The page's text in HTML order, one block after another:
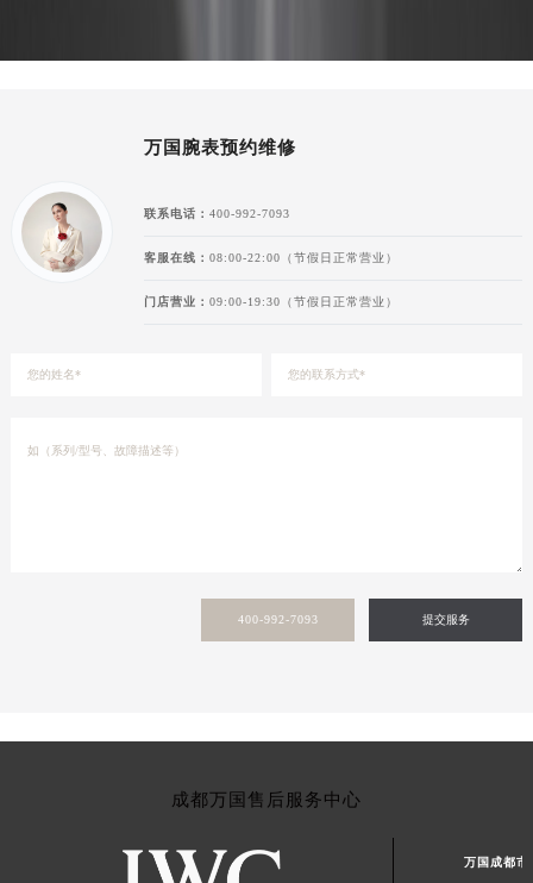
万国腕表预约维修
联系电话： 400-992-7093
客服在线： 08:00-22:00（节假日正常营业）
门店营业： 09:00-19:30（节假日正常营业）
400-992-7093 提交服务
成都万国售后服务中心
万国成都市